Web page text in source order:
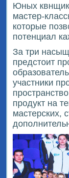
Юных
мастер-
которые
потенциал
За три
предстоит
участники
продукт на
мастерских,